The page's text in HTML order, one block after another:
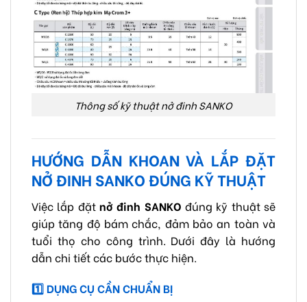
Thông số kỹ thuật nở đinh SANKO
HƯỚNG DẪN KHOAN VÀ LẮP ĐẶT
NỞ ĐINH SANKO ĐÚNG KỸ THUẬT
Việc lắp đặt nở đinh SANKO đúng kỹ thuật sẽ
giúp tăng độ bám chắc, đảm bảo an toàn và
tuổi thọ cho công trình. Dưới đây là hướng
dẫn chi tiết các bước thực hiện.
1️DỤNG CỤ CẦN CHUẨN BỊ